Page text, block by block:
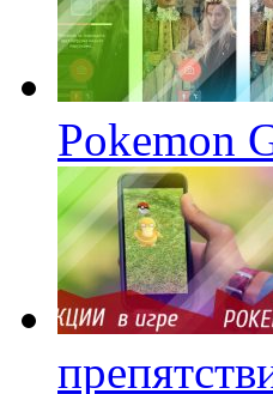
Pokemon